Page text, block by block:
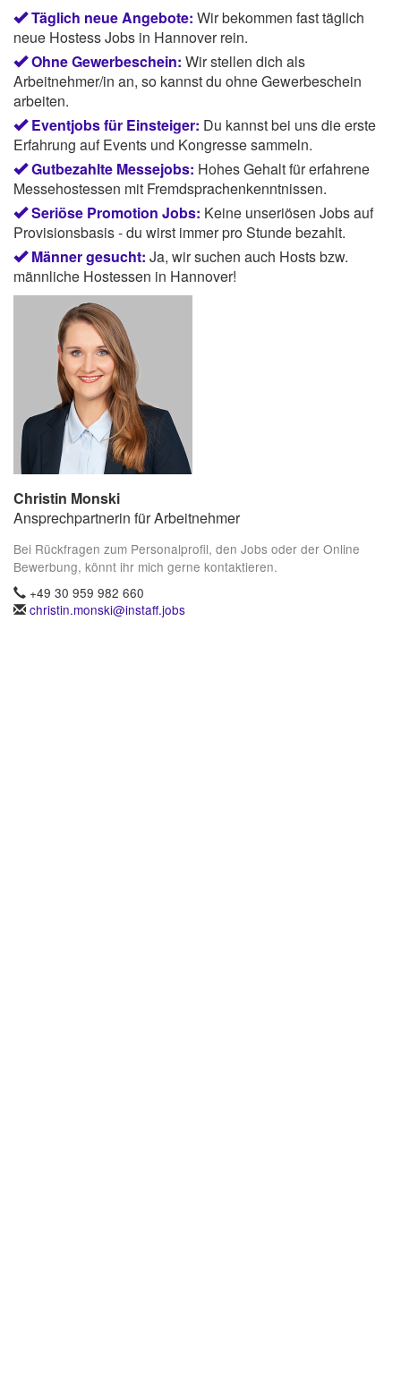
Täglich neue Angebote: Wir bekommen fast täglich
neue Hostess Jobs in Hannover rein.
Ohne Gewerbeschein: Wir stellen dich als
Arbeitnehmer/in an, so kannst du ohne Gewerbeschein
arbeiten.
Eventjobs für Einsteiger: Du kannst bei uns die erste
Erfahrung auf Events und Kongresse sammeln.
Gutbezahlte Messejobs: Hohes Gehalt für erfahrene
Messehostessen mit Fremdsprachenkenntnissen.
Seriöse Promotion Jobs: Keine unseriösen Jobs auf
Provisionsbasis - du wirst immer pro Stunde bezahlt.
Männer gesucht: Ja, wir suchen auch Hosts bzw.
männliche Hostessen in Hannover!
Christin Monski
Ansprechpartnerin für Arbeitnehmer
Bei Rückfragen zum Personalprofil, den Jobs oder der Online
Bewerbung, könnt ihr mich gerne kontaktieren.
+49 30 959 982 660
christin.monski@instaff.jobs